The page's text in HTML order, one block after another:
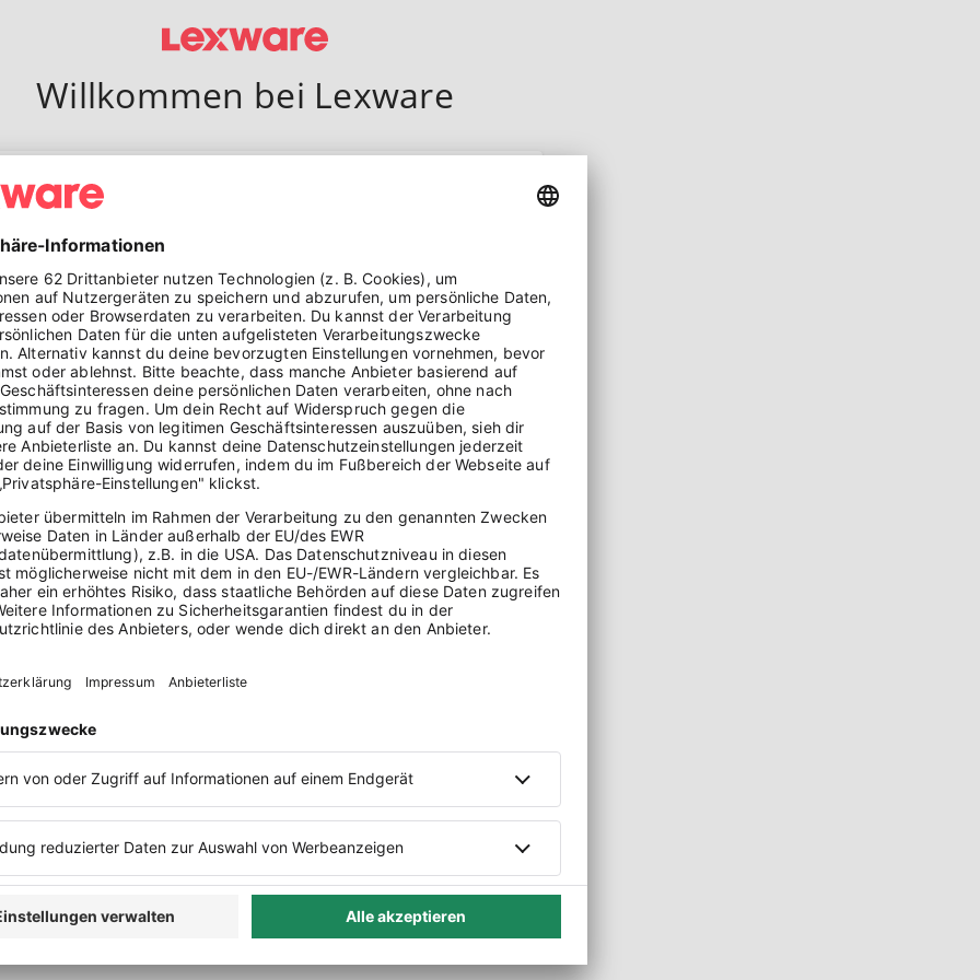
Willkommen bei Lexware
Passwort
ANMELDEN
Passwort vergessen?
keinen Account?Mehr über Lexware erfahrenoder Kostenlos testen